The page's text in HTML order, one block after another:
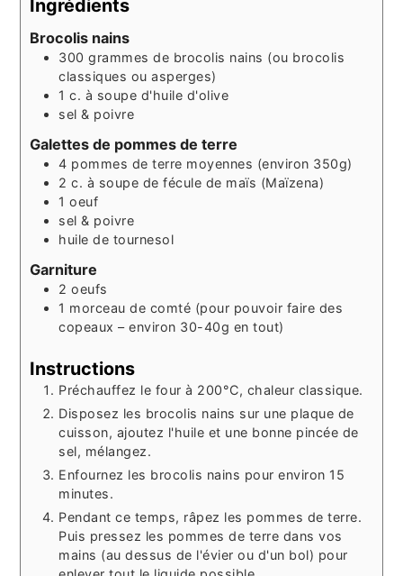
Ingrédients
Brocolis nains
300 grammes de brocolis nains (ou brocolis
classiques ou asperges)
1 c. à soupe d'huile d'olive
sel & poivre
Galettes de pommes de terre
4 pommes de terre moyennes (environ 350g)
2 c. à soupe de fécule de maïs (Maïzena)
1 oeuf
sel & poivre
huile de tournesol
Garniture
2 oeufs
1 morceau de comté (pour pouvoir faire des
copeaux – environ 30-40g en tout)
Instructions
Préchauffez le four à 200°C, chaleur classique.
Disposez les brocolis nains sur une plaque de
cuisson, ajoutez l'huile et une bonne pincée de
sel, mélangez.
Enfournez les brocolis nains pour environ 15
minutes.
Pendant ce temps, râpez les pommes de terre.
Puis pressez les pommes de terre dans vos
mains (au dessus de l'évier ou d'un bol) pour